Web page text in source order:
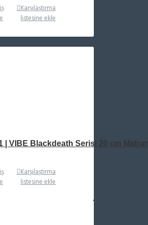
Karşılaştırma
listesine ekle
| VIBE Blackdeath Serisi 20 cm
Karşılaştırma
listesine ekle